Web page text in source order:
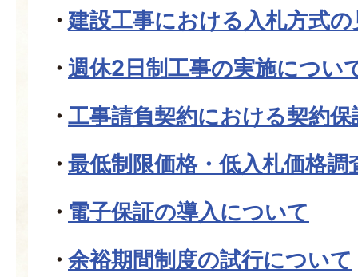
建設工事における入札方式
週休2日制工事の実施につい
工事請負契約における契約
最低制限価格・低入札価格
電子保証の導入について
余裕期間制度の試行について